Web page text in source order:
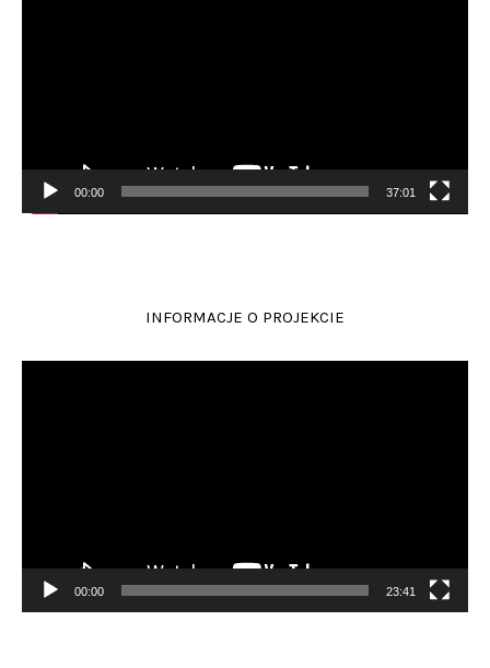
00:00 37:01
INFORMACJE O PROJEKCIE
00:00 23:41